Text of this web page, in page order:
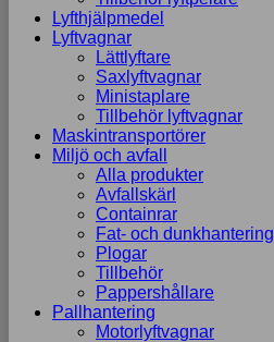
Lyfthjälpmedel
Lyftvagnar
Lättlyftare
Saxlyftvagnar
Ministaplare
Tillbehör lyftvagnar
Maskintransportörer
Miljö och avfall
Alla produkter
Avfallskärl
Containrar
Fat- och dunkhantering
Plogar
Tillbehör
Pappershållare
Pallhantering
Motorlyftvagnar